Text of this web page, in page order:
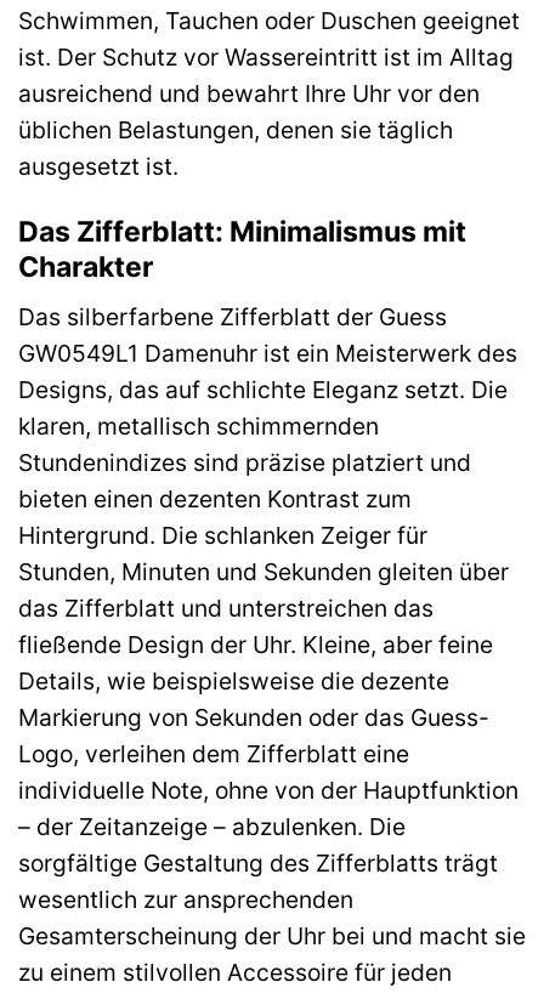
Schwimmen, Tauchen oder Duschen geeignet
ist. Der Schutz vor Wassereintritt ist im Alltag
ausreichend und bewahrt Ihre Uhr vor den
üblichen Belastungen, denen sie täglich
ausgesetzt ist.
Das Zifferblatt: Minimalismus mit
Charakter
Das silberfarbene Zifferblatt der Guess
GW0549L1 Damenuhr ist ein Meisterwerk des
Designs, das auf schlichte Eleganz setzt. Die
klaren, metallisch schimmernden
Stundenindizes sind präzise platziert und
bieten einen dezenten Kontrast zum
Hintergrund. Die schlanken Zeiger für
Stunden, Minuten und Sekunden gleiten über
das Zifferblatt und unterstreichen das
fließende Design der Uhr. Kleine, aber feine
Details, wie beispielsweise die dezente
Markierung von Sekunden oder das Guess-
Logo, verleihen dem Zifferblatt eine
individuelle Note, ohne von der Hauptfunktion
– der Zeitanzeige – abzulenken. Die
sorgfältige Gestaltung des Zifferblatts trägt
wesentlich zur ansprechenden
Gesamterscheinung der Uhr bei und macht sie
zu einem stilvollen Accessoire für jeden